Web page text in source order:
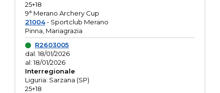
25+18
9° Merano Archery Cup
21004- Sportclub Merano
Pinna, Mariagrazia
R2603005
dal: 18/01/2026
al: 18/01/2026
Interregionale
Liguria: Sarzana (SP)
25+18